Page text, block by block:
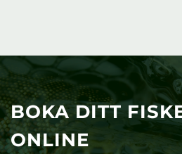
BOKA DITT
ONLINE